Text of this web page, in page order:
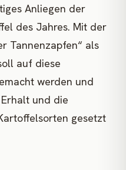
Anliegen der
des Jahres. Mit der
Tannenzapfen“ als
auf diese
werden und
und die
gesetzt